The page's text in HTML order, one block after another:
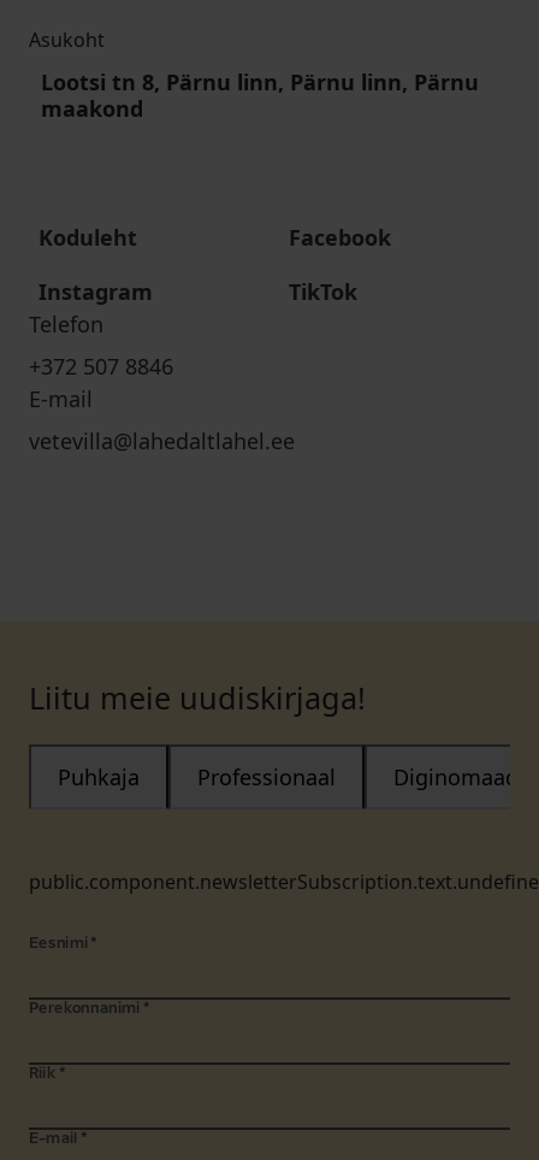
Asukoht
Lootsi tn 8, Pärnu linn, Pärnu linn, Pärnu
maakond
Koduleht
Facebook
Instagram
TikTok
Telefon
+372 507 8846
E-mail
vetevilla@lahedaltlahel.ee
Liitu meie uudiskirjaga!
Puhkaja Professionaal Diginomaad
Eesnimi *
Perekonnanimi *
Riik *
E-mail *